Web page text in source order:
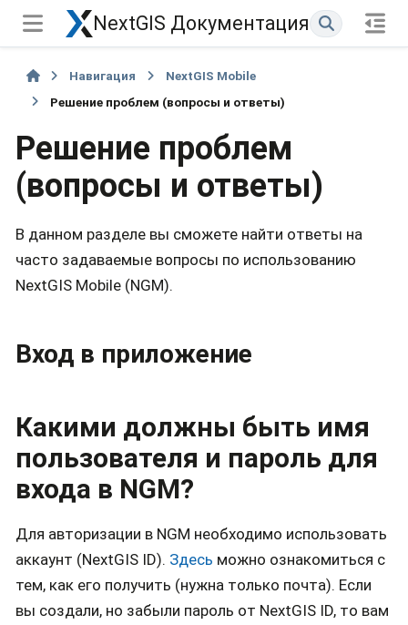
NextGIS Документация
Навигация
NextGIS Mobile
Решение проблем (вопросы и ответы)
Решение проблем
(вопросы и ответы)
В данном разделе вы сможете найти ответы на
часто задаваемые вопросы по использованию
NextGIS Mobile (NGM).
Вход в приложение
Какими должны быть имя
пользователя и пароль для
входа в NGM?
Для авторизации в NGM необходимо использовать
аккаунт (NextGIS ID). Здесь можно ознакомиться с
тем, как его получить (нужна только почта). Если
вы создали, но забыли пароль от NextGIS ID, то вам